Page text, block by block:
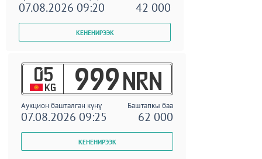
07.08.2026 09:20 42 000
05
KG 999 NRN
Аукцион башталган күнү Баштапкы баа
07.08.2026 09:25 62 000